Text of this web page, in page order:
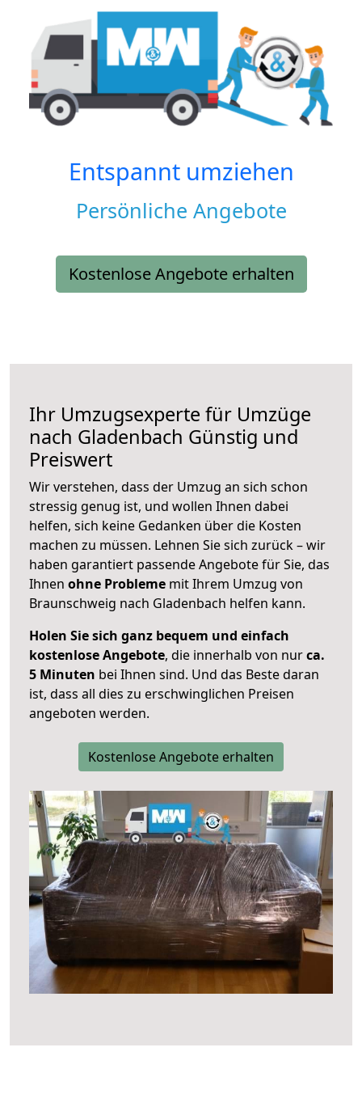
Entspannt umziehen
Persönliche Angebote
Kostenlose Angebote erhalten
Ihr Umzugsexperte für Umzüge
nach Gladenbach Günstig und
Preiswert
Wir verstehen, dass der Umzug an sich schon
stressig genug ist, und wollen Ihnen dabei
helfen, sich keine Gedanken über die Kosten
machen zu müssen. Lehnen Sie sich zurück – wir
haben garantiert passende Angebote für Sie, das
Ihnen ohne Probleme mit Ihrem Umzug von
Braunschweig nach Gladenbach helfen kann.
Holen Sie sich ganz bequem und einfach
kostenlose Angebote, die innerhalb von nurca.
5 Minuten bei Ihnen sind. Und das Beste daran
ist, dass all dies zu erschwinglichen Preisen
angeboten werden.
Kostenlose Angebote erhalten